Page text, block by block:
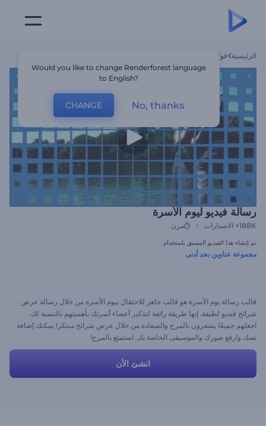
الرئيسية قوالب
رسالة فيديو ليوم الأسرة
188K+ الاصدارات مرن
تم إنشاء هذا الفيديو المسبق باستخدام
مجموعة عناوين بحد أدنى
قالب رسالة يوم الأسرة هو قالب جاهز للاحتفال بيوم الأسرة من خلال رسالة عرض
شرائح فيديو لطيفة. إنها طريقة رائعة لتذكير أعضاء أسرتك بأهميتهم بالنسبة لك.
اجعلهم جميعًا يشعرون بالمرح والسعادة من خلال عرض شرائح مبتكر! يمكنك إضافة
نصك وارفع صورك والموسيقى الخاصة بك. استمتع بالمرح!
انشئ الأن
Would you like to change Renderforest language
to English?
CHANGE No, thanks